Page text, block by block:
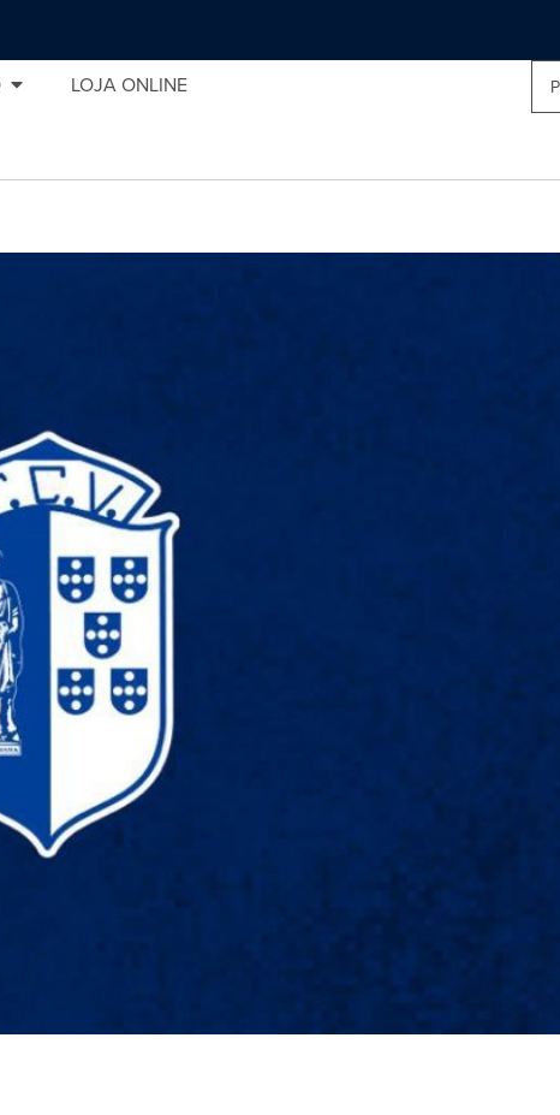
LOJA ONLINE